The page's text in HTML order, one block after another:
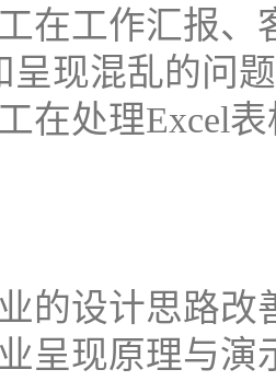
在工作汇报
呈现混乱的问
在处理Excel
的设计思路
呈现原理与